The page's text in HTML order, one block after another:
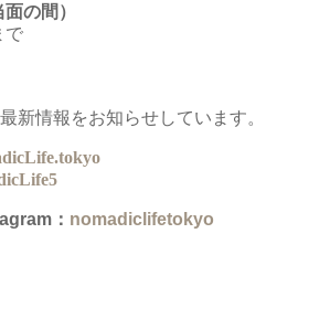
の間）
で
新情報をお知らせしています。
： nomadiclifetokyo